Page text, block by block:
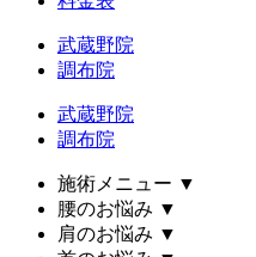
武蔵野院
調布院
武蔵野院
調布院
施術メニュー ▼
腰のお悩み ▼
肩のお悩み ▼